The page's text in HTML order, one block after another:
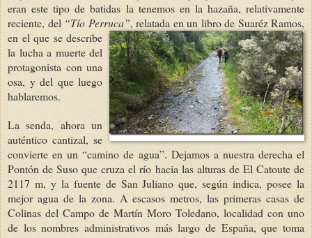
eran este tipo de batidas la tenemos en la hazaña, relativamente
reciente, del “Tío Perruca”, relatada en un libro de Suaréz Ramos,
en el que se describe
la lucha a muerte del
protagonista con una
osa, y del que luego
hablaremos.
La senda, ahora un
auténtico cantizal, se
convierte en un “camino de agua”. Dejamos a nuestra derecha el
Pontón de Suso que cruza el río hacia las alturas de El Catoute de
2117 m, y la fuente de San Juliano que, según indica, posee la
mejor agua de la zona. A escasos metros, las primeras casas de
Colinas del Campo de Martín Moro Toledano, localidad con uno
de los nombres administrativos más largo de España, que toma